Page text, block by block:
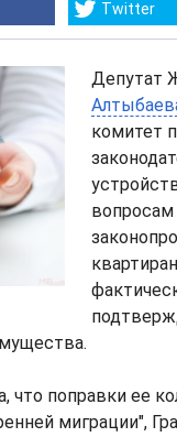
Twitter
Депутат
комитет
что поправки ее
миграции",